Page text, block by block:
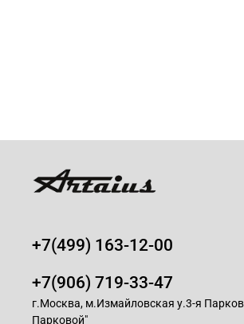
+7(499) 163-12-00
+7(906) 719-33-47
г.Москва, м.Измайловская у.3-я
Парковой"